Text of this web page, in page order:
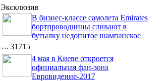
Эксклюзив
В бизнес-классе самолета Emirates
бортпроводницы сливают в
бутылку недопитое шампанское
31715
4 мая в Киеве откроется
официальная фан-зона
Евровидение-2017